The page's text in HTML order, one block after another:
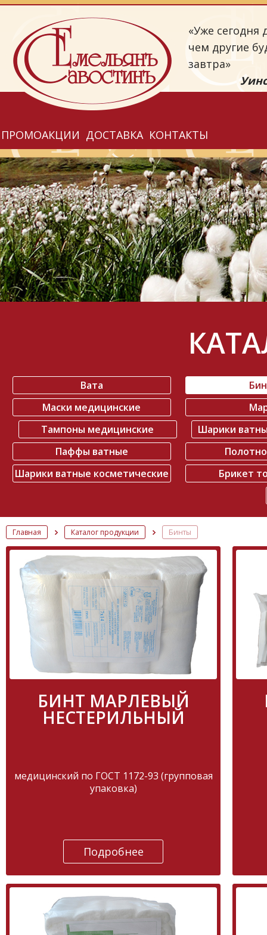
«Уже сегодня
чем другие
завтра»
ПРОМОАКЦИИ ДОСТАВКА КОНТАКТЫ
Вата
Маски медицинские
Тампоны медицинские
Шарики
Паффы ватные
Шарики ватные косметические
Брикет
Главная Каталог продукции Бинты
БИНТ МАРЛЕВЫЙ
НЕСТЕРИЛЬНЫЙ
медицинский по ГОСТ 1172-93 (групповая
упаковка)
Подробнее